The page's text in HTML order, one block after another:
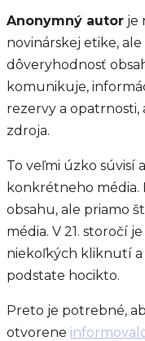
Anonymný autor je
novinárskej etike,
dôveryhodnosť
komunikuje,
rezervy a opatrnosti,
zdroja.
To veľmi úzko súvisí
konkrétneho
obsahu, ale priamo
média. V 21. storočí
niekoľkých kliknutí a
podstate hocikto.
Preto je potrebné,
otvorene